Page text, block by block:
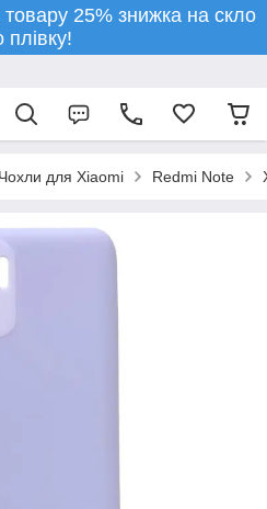
товару 25% знижка на скло
плівку!
Чохли для Xiaomi Redmi Note